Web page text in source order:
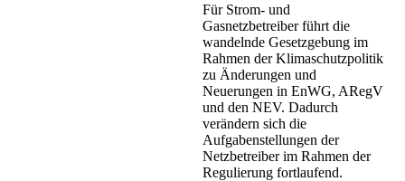
Für Strom- und
Gasnetzbetreiber führt die
wandelnde Gesetzgebung im
Rahmen der Klimaschutzpolitik
zu Änderungen und
Neuerungen in EnWG, ARegV
und den NEV. Dadurch
verändern sich die
Aufgabenstellungen der
Netzbetreiber im Rahmen der
Regulierung fortlaufend.